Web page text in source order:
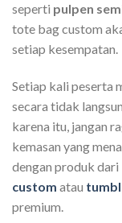
seperti pulpen
tote bag custom
setiap kesempatan.
Setiap kali peserta
secara tidak
karena itu, jangan
kemasan yang
dengan produk
custom atau
premium.